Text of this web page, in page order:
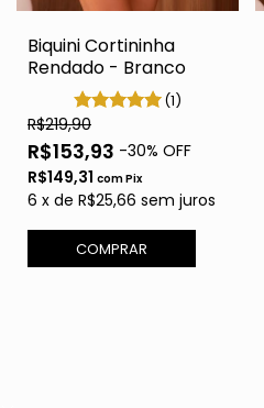
Biquini Cortininha
Rendado - Branco
(1)
R$219,90
R$153,93 -30% OFF
R$149,31 comPix
6 x de R$25,66 sem juros
COMPRAR